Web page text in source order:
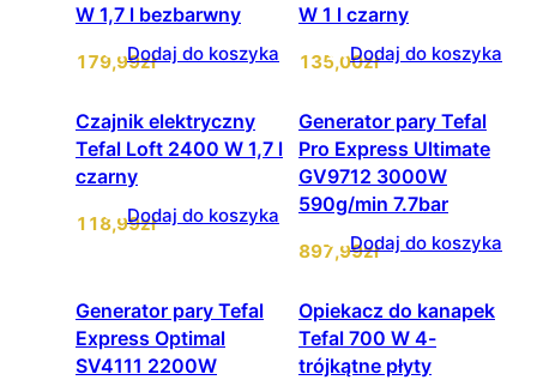
W 1,7 l bezbarwny
179,99zł
Dodaj do koszyka
W 1 l czarny
135,00zł
Dodaj do koszyka
Czajnik elektryczny
Tefal Loft 2400 W 1,7 l
czarny
118,99zł
Dodaj do koszyka
Generator pary Tefal
Pro Express Ultimate
GV9712 3000W
590g/min 7.7bar
897,99zł
Dodaj do koszyka
Generator pary Tefal
Express Optimal
SV4111 2200W
Opiekacz do kanapek
Tefal 700 W 4-
trójkątne płyty